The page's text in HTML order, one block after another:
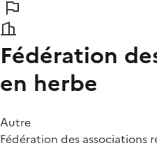
Fédération
en herbe
Autre
Fédération des associations